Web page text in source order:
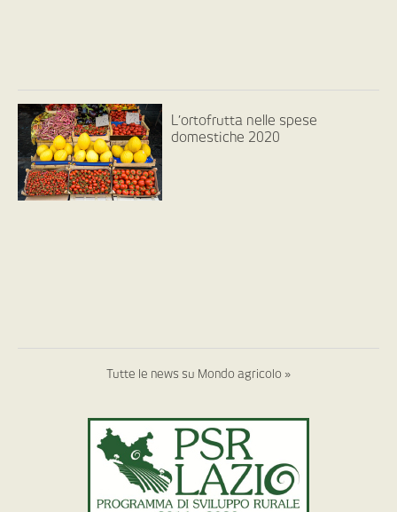
L’ortofrutta nelle spese
domestiche 2020
Tutte le news su Mondo agricolo »